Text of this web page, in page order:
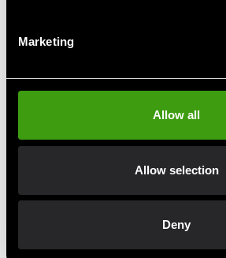
Marketing
Allow all
Allow selection
Deny
Gymstick Balance Board rund
balansbräda